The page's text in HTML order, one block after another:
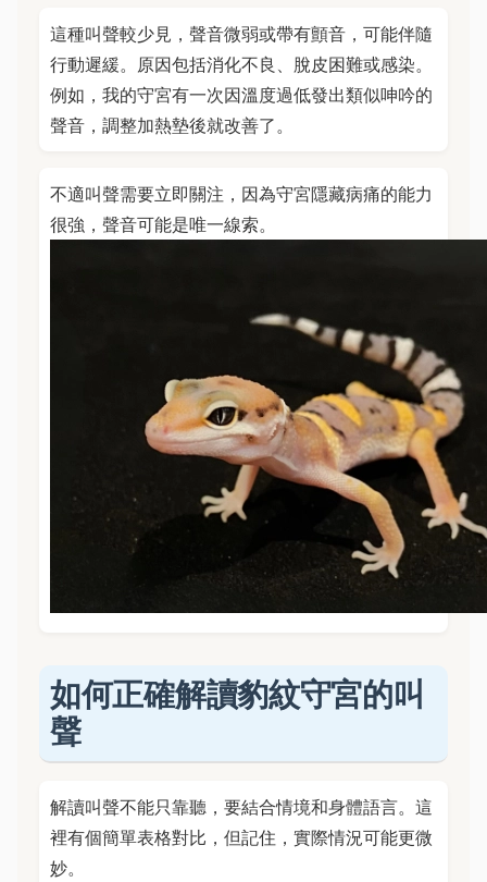
這種叫聲較少見，聲音微弱或帶有顫音，可能伴隨
行動遲緩。原因包括消化不良、脫皮困難或感染。
例如，我的守宮有一次因溫度過低發出類似呻吟的
聲音，調整加熱墊後就改善了。
不適叫聲需要立即關注，因為守宮隱藏病痛的能力
很強，聲音可能是唯一線索。
如何正確解讀豹紋守宮的叫
聲
解讀叫聲不能只靠聽，要結合情境和身體語言。這
裡有個簡單表格對比，但記住，實際情況可能更微
妙。